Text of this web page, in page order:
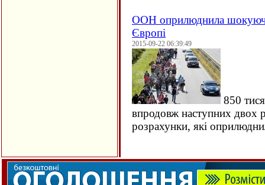
ООН оприлюднила
Європі
2015-09-22 06:39:49
850
впродовж наступних двох
розрахунки, які